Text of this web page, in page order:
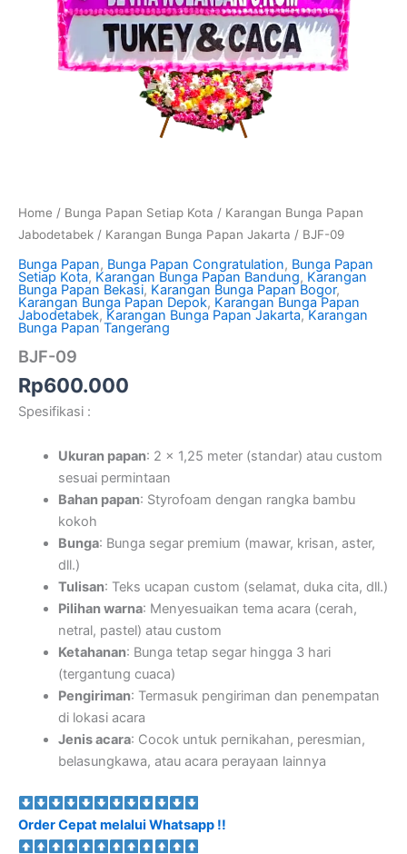
Home / Bunga Papan Setiap Kota / Karangan Bunga Papan
Jabodetabek / Karangan Bunga Papan Jakarta / BJF-09
Bunga Papan, Bunga Papan Congratulation, Bunga Papan
Setiap Kota, Karangan Bunga Papan Bandung, Karangan
Bunga Papan Bekasi, Karangan Bunga Papan Bogor,
Karangan Bunga Papan Depok, Karangan Bunga Papan
Jabodetabek, Karangan Bunga Papan Jakarta,Karangan
Bunga Papan Tangerang
BJF-09
Rp600.000
Spesifikasi :
Ukuran papan: 2 x 1,25 meter (standar) atau custom
sesuai permintaan
Bahan papan: Styrofoam dengan rangka bambu
kokoh
Bunga: Bunga segar premium (mawar, krisan, aster,
dll.)
Tulisan: Teks ucapan custom (selamat, duka cita, dll.)
Pilihan warna: Menyesuaikan tema acara (cerah,
netral, pastel) atau custom
Ketahanan: Bunga tetap segar hingga 3 hari
(tergantung cuaca)
Pengiriman: Termasuk pengiriman dan penempatan
di lokasi acara
Jenis acara: Cocok untuk pernikahan, peresmian,
belasungkawa, atau acara perayaan lainnya
Order Cepat melalui Whatsapp !!